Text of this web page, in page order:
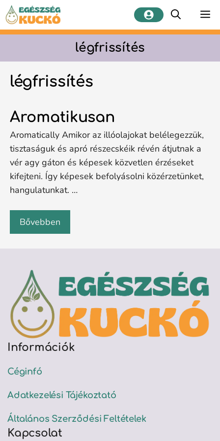
Kilépés
tartalomba
légfrissítés
légfrissítés
Aromatikusan
Aromatically Amikor az illóolajokat belélegezzük,
tisztaságuk és apró részecskéik révén átjutnak a
vér agy gáton és képesek közvetlen érzéseket
kifejteni. Így képesek befolyásolni közérzetünket,
hangulatunkat. …
Bővebben
Információk
Céginfó
Adatkezelési Tájékoztató
Általános Szerződési Feltételek
Kapcsolat